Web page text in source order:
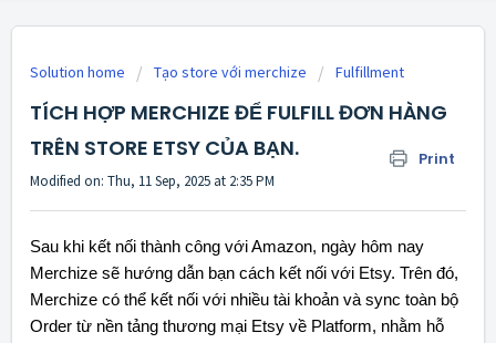
Solution home Tạo store với merchize Fulfillment
TÍCH HỢP MERCHIZE ĐỂ FULFILL ĐƠN HÀNG
TRÊN STORE ETSY CỦA BẠN.
Print
Modified on: Thu, 11 Sep, 2025 at 2:35 PM
Sau khi kết nối thành công với Amazon, ngày hôm nay
Merchize sẽ hướng dẫn bạn cách kết nối với Etsy. Trên đó,
Merchize có thể kết nối với nhiều tài khoản và sync toàn bộ
Order từ nền tảng thương mại Etsy về Platform, nhằm hỗ